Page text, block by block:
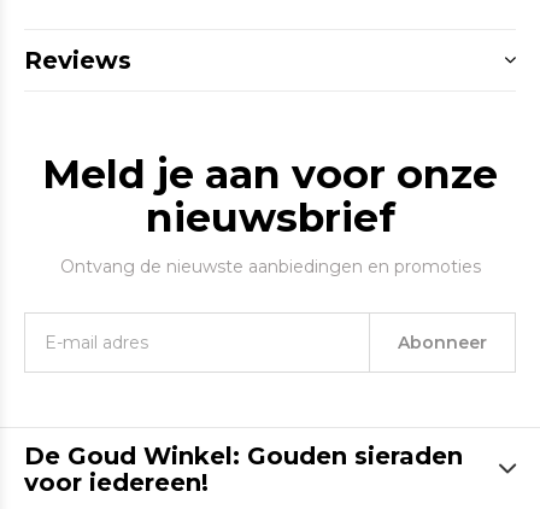
Reviews
Meld je aan voor onze
nieuwsbrief
Ontvang de nieuwste aanbiedingen en promoties
Abonneer
De Goud Winkel: Gouden sieraden
voor iedereen!